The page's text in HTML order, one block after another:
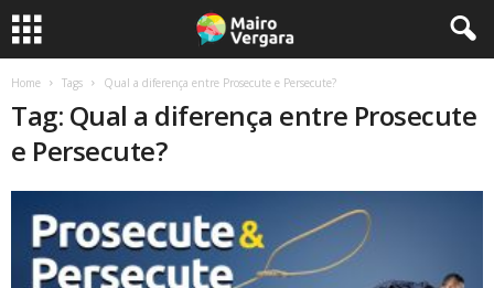
Home Tags Qual a diferença entre Prosecute e Persecute?
Tag: Qual a diferença entre Prosecute
e Persecute?